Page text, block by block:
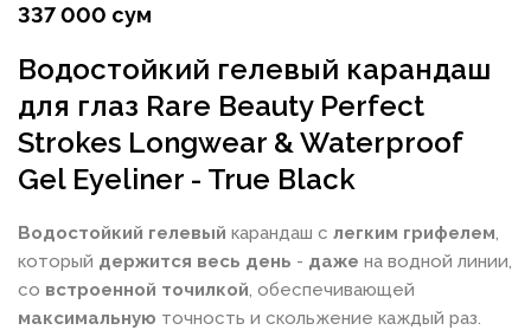
337 000 сум
Водостойкий гелевый карандаш
для глаз Rare Beauty Perfect
Strokes Longwear & Waterproof
Gel Eyeliner - True Black
Водостойкий гелевый карандаш с легким грифелем
который держится весь день - даже на водной линии,
со встроенной точилкой , обеспечивающей
максимальную точность и скольжение каждый раз.